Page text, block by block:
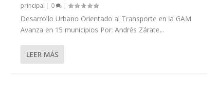
principal | 0 |
Desarrollo Urbano Orientado al Transporte en la GAM
Avanza en 15 municipios Por: Andrés Zárate...
LEER MÁS